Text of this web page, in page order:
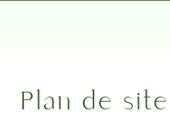
Plan de site